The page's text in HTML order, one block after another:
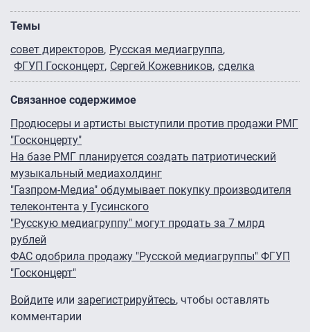
Темы
совет директоров Русская медиагруппа
ФГУП Госконцерт Сергей Кожевников сделка
Связанное содержимое
Продюсеры и артисты выступили против продажи РМГ
"Госконцерту"
На базе РМГ планируется создать патриотический
музыкальный медиахолдинг
"Газпром-Медиа" обдумывает покупку производителя
телеконтента у Гусинского
"Русскую медиагруппу" могут продать за 7 млрд
рублей
ФАС одобрила продажу "Русской медиагруппы" ФГУП
"Госконцерт"
Войдите или зарегистрируйтесь, чтобы оставлять
комментарии